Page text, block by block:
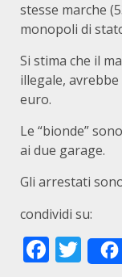
stesse marche
monopoli di
Si stima che il
illegale,
euro.
Le “bionde”
ai due garage.
Gli arrestati
condividi su: